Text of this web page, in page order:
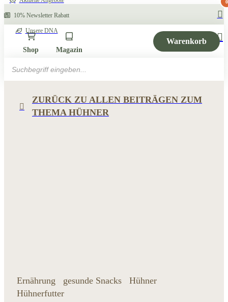
10% Newsletter Rabatt
Unsere DNA
Shop Magazin
Warenkorb
0
search
ZURÜCK ZU ALLEN BEITRÄGEN ZUM
THEMA HÜHNER
Ernährung gesunde Snacks
Hühner
Hühnerfutter